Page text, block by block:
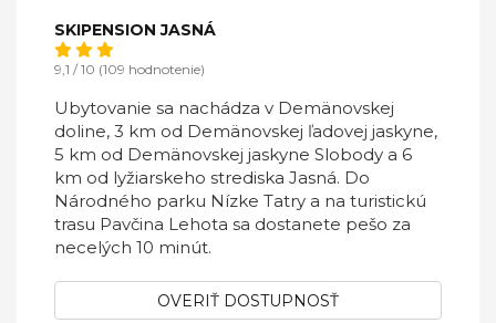
SKIPENSION JASNÁ
9,1 / 10 (109 hodnotenie)
Ubytovanie sa nachádza v Demänovskej
doline, 3 km od Demänovskej ľadovej jaskyne,
5 km od Demänovskej jaskyne Slobody a 6
km od lyžiarskeho strediska Jasná. Do
Národného parku Nízke Tatry a na turistickú
trasu Pavčina Lehota sa dostanete pešo za
necelých 10 minút.
OVERIŤ DOSTUPNOSŤ